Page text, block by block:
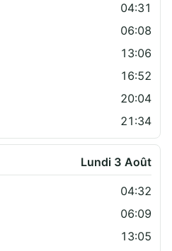
04:31
06:08
13:06
16:52
20:04
21:34
Lundi 3 Août
04:32
06:09
13:05